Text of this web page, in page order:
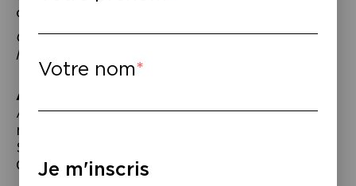
certainement leur dialogue.
Curatrice : Margot Dijkgraaf – Interprète :
Marie-Caroline van Seggelen
À lire
À�Anna Enquist,Quatuor, trad. du
néerlandais par Emmanuelle Tardif, Actes
Sud, 2016.
Gallimard, 2018.
Votre nom
Je m'inscris